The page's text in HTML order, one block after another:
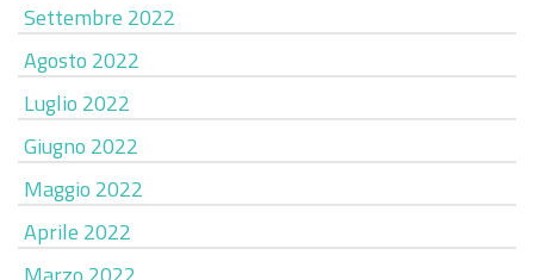
Settembre 2022
Agosto 2022
Luglio 2022
Giugno 2022
Maggio 2022
Aprile 2022